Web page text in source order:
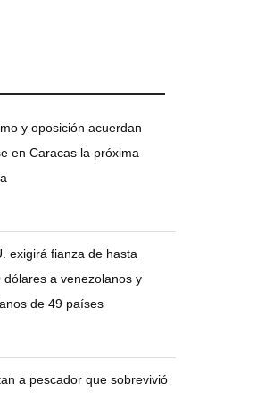
y oposición acuerdan
en Caracas la próxima
exigirá fianza de hasta
dólares a venezolanos y
de 49 países
a pescador que sobrevivió